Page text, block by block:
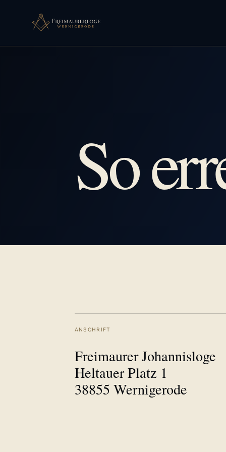
So
ANSCHRIFT
Freimaurer Johannisloge
Heltauer Platz 1
38855 Wernigerode